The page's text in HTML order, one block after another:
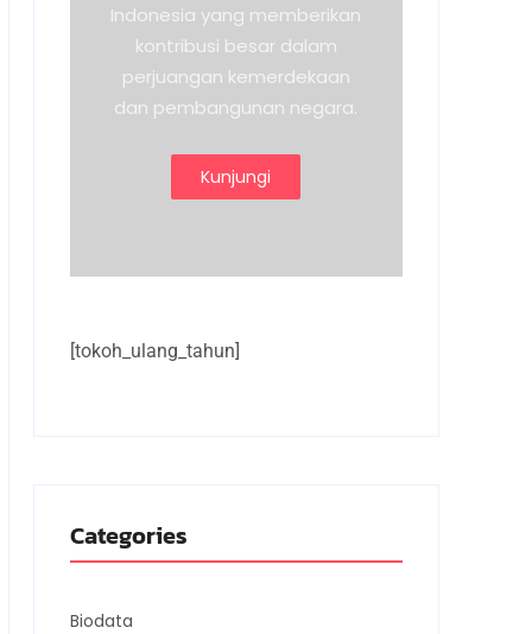
Indonesia yang memberikan
kontribusi besar dalam
perjuangan kemerdekaan
dan pembangunan negara.
Kunjungi
[tokoh_ulang_tahun]
Categories
Biodata